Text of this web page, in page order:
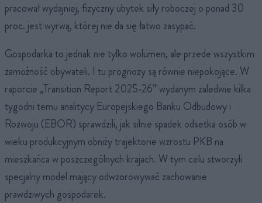
pracował wydajniej, fizyczny ubytek siły roboczej o ponad 30
proc. jest wyrwą, której nie da się łatwo zasypać.
Gospodarka to jednak nie tylko wolumen, ale przede wszystkim
zamożność obywateli. I tu prognozy są równie niepokojące. W
raporcie „Transition Report 2025-26” wydanym zaledwie kilka
tygodni temu analitycy Europejskiego Banku Odbudowy i
Rozwoju (EBOR) sprawdzili, jak silnie spadek odsetka osób w
wieku produkcyjnym obniży trajektorie wzrostu PKB na
mieszkańca w poszczególnych krajach. W tym celu stworzyli
specjalny model mający odwzorowywać zachowanie
prawdziwych gospodarek.